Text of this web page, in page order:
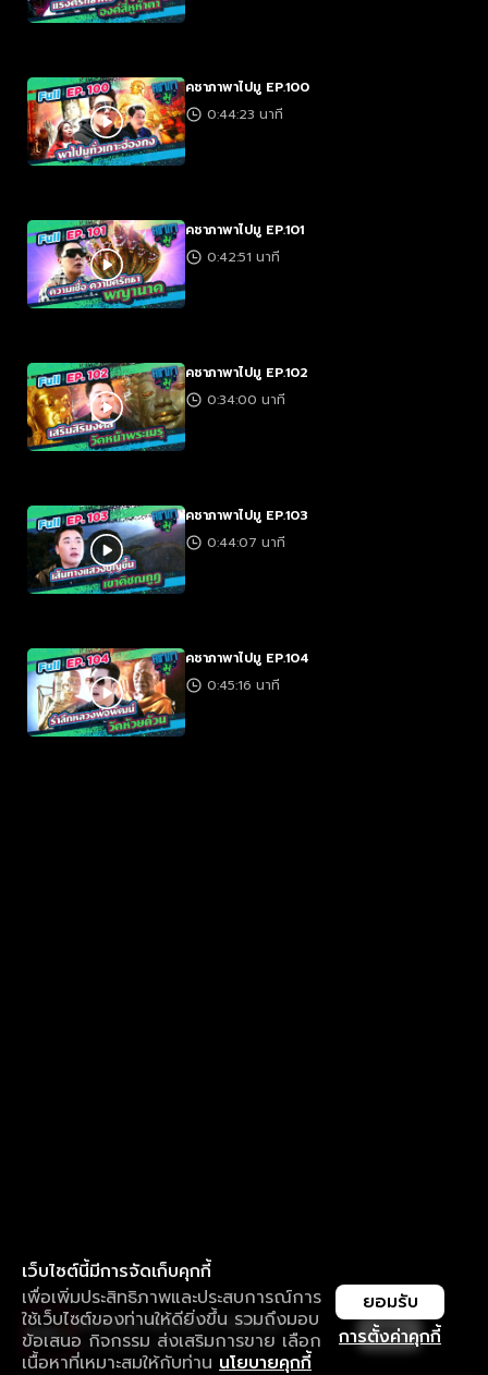
คชาภาพาไปมู EP.100
0:44:23 นาที
คชาภาพาไปมู EP.101
0:42:51 นาที
คชาภาพาไปมู EP.102
0:34:00 นาที
คชาภาพาไปมู EP.103
0:44:07 นาที
คชาภาพาไปมู EP.104
0:45:16 นาที
เว็บไซต์นี้มีการจัดเก็บคุกกี้
เพื่อเพิ่มประสิทธิภาพและประสบการณ์การ
ใช้เว็บไซต์ของท่านให้ดียิ่งขึ้น รวมถึงมอบ
ข้อเสนอ กิจกรรม ส่งเสริมการขาย เลือก
เนื้อหาที่เหมาะสมให้กับท่าน นโยบายคุกกี้
การตั้งค่าคุกกี้
ยอมรับ
ใช้งานแอป ลื่นไหลกว่า ไม่มีสะดุด
ดาวน์โหลดแอปเพื่อการรับชมที่ดีกว่า เปิด